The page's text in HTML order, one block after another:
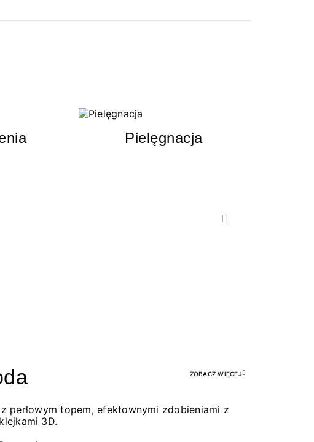
Pielęgnacja
ZOBACZ WIĘCEJ
perłowym topem, efektownymi zdobieniami z
3D.